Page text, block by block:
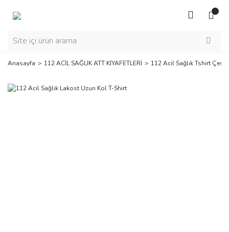
Anasayfa 112 ACİL SAĞLIK ATT KIYAFETLERİ 112 Acil Sağlık Tshirt